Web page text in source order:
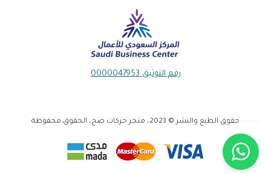
رقم التوثيق 0000047953
حقوق الطبع والنشر © 2023، متجر حركات صح، الحقوق محفوظة